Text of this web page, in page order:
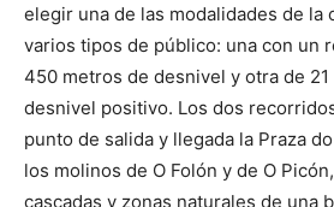
elegir una de las modalidades de la
varios tipos de público: una con un
450 metros de desnivel y otra de 21
desnivel positivo. Los dos
punto de salida y llegada la Praza
los molinos de O Folón y de O
cascadas y zonas naturales de una